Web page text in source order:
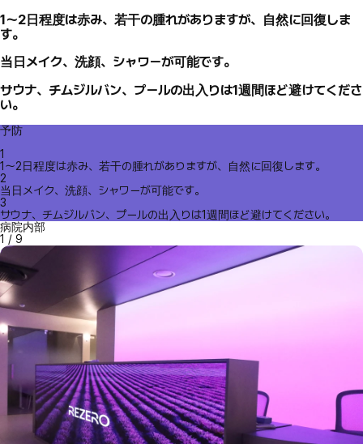
1～2日程度は赤み、若干の腫れがありますが、自然に回復しま
す。
当日メイク、洗顔、シャワーが可能です。
サウナ、チムジルバン、プールの出入りは1週間ほど避けてくださ
い。
予防
1
1～2日程度は赤み、若干の腫れがありますが、自然に回復します。
2
当日メイク、洗顔、シャワーが可能です。
3
サウナ、チムジルバン、プールの出入りは1週間ほど避けてください。
病院内部
1 / 9